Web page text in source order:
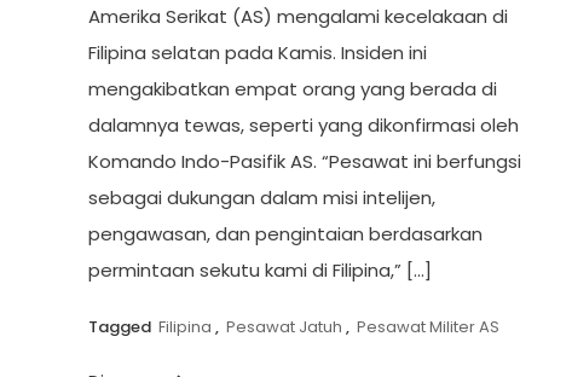
Amerika Serikat (AS) mengalami kecelakaan di
Filipina selatan pada Kamis. Insiden ini
mengakibatkan empat orang yang berada di
dalamnya tewas, seperti yang dikonfirmasi oleh
Komando Indo-Pasifik AS. “Pesawat ini berfungsi
sebagai dukungan dalam misi intelijen,
pengawasan, dan pengintaian berdasarkan
permintaan sekutu kami di Filipina,” […]
Tagged Filipina , Pesawat Jatuh , Pesawat Militer AS